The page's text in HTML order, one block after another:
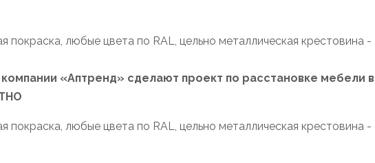
покраска, любые цвета по RAL, цельно металлическая крестовина -
«Аптренд» сделают проект по расстановке мебели в
покраска, любые цвета по RAL, цельно металлическая крестовина -